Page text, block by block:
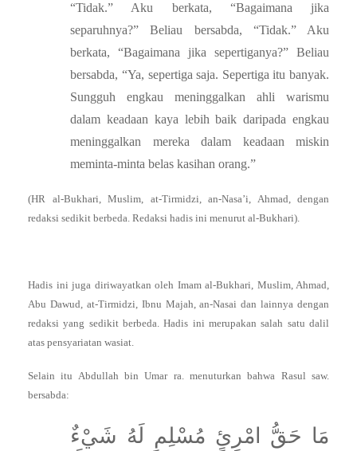
“Tidak.” Aku berkata, “Bagaimana jika
separuhnya?” Beliau bersabda, “Tidak.” Aku
berkata, “Bagaimana jika sepertiganya?” Beliau
bersabda, “Ya, sepertiga saja. Sepertiga itu banyak.
Sungguh engkau meninggalkan ahli warismu
dalam keadaan kaya lebih baik daripada engkau
meninggalkan mereka dalam keadaan miskin
meminta-minta belas kasihan orang.”
(HR al-Bukhari, Muslim, at-Tirmidzi, an-Nasa’i, Ahmad, dengan
redaksi sedikit berbeda. Redaksi hadis ini menurut al-Bukhari).
Hadis ini juga diriwayatkan oleh Imam al-Bukhari, Muslim, Ahmad,
Abu Dawud, at-Tirmidzi, Ibnu Majah, an-Nasai dan lainnya dengan
redaksi yang sedikit berbeda. Hadis ini merupakan salah satu dalil
atas pensyariatan wasiat.
Selain itu Abdullah bin Umar ra. menuturkan bahwa Rasul saw.
bersabda:
مَا حَقُّ امْرِئٍ مُسْلِمٍ لَهُ شَيْءٌ